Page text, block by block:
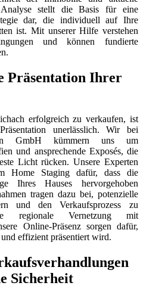
stellt die Basis für eine
dar, die individuell auf Ihre
ist. Mit unserer Hilfe verstehen
und können fundierte
Präsentation Ihrer
erfolgreich zu verkaufen, ist
unerlässlich. Wir bei
GmbH kümmern uns um
und ansprechende Exposés, die
Licht rücken. Unsere Experten
Home Staging dafür, dass die
Ihres Hauses hervorgehoben
tragen dazu bei, potenzielle
und den Verkaufsprozess zu
regionale Vernetzung mit
Online-Präsenz sorgen dafür,
effizient präsentiert wird.
Sicherheit